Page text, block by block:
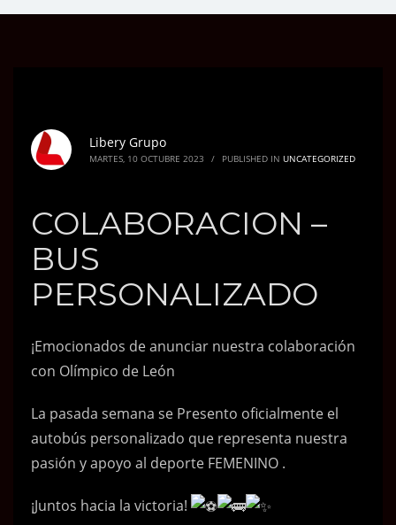
Libery Grupo
MARTES, 10 OCTUBRE 2023 / PUBLISHED IN UNCATEGORIZED
COLABORACION –
BUS
PERSONALIZADO
¡Emocionados de anunciar nuestra colaboración
con Olímpico de León
La pasada semana se Presento oficialmente el
autobús personalizado que representa nuestra
pasión y apoyo al deporte FEMENINO .
¡Juntos hacia la victoria!